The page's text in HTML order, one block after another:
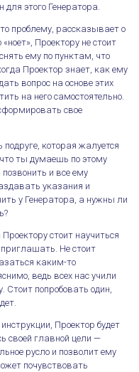
этого Генератора.
проблему, рассказывает о
Проектору не стоит
ему по пунктам, что
Проектор знает, как ему
вопрос на основе этих
на него самостоятельно.
свое
которая жалуется
ты думаешь по этому
и все ему
указания и
у Генератора, а нужны ли
стоит научиться
Не стоит
каким-то
ведь всех нас учили
Стоит попробовать один,
Проектор будет
своей главной цели —
русло и позволит ему
почувствовать